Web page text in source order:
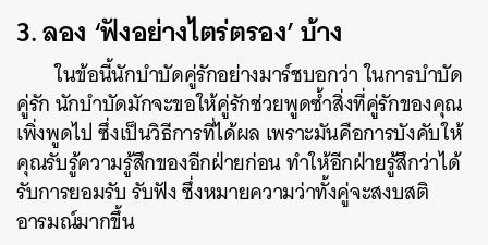
3. ลอง ‘ฟังอย่างไตร่ตรอง’ บ้าง
ในข้อนี้นักบำบัดคู่รักอย่างมาร์ชบอกว่า ในการบำบัด
คู่รัก นักบำบัดมักจะขอให้คู่รักช่วยพูดซ้ำสิ่งที่คู่รักของคุณ
เพิ่งพูดไป ซึ่งเป็นวิธีการที่ได้ผล เพราะมันคือการบังคับให้
คุณรับรู้ความรู้สึกของอีกฝ่ายก่อน ทำให้อีกฝ่ายรู้สึกว่าได้
รับการยอมรับ รับฟัง ซึ่งหมายความว่าทั้งคู่จะสงบสติ
อารมณ์มากขึ้น